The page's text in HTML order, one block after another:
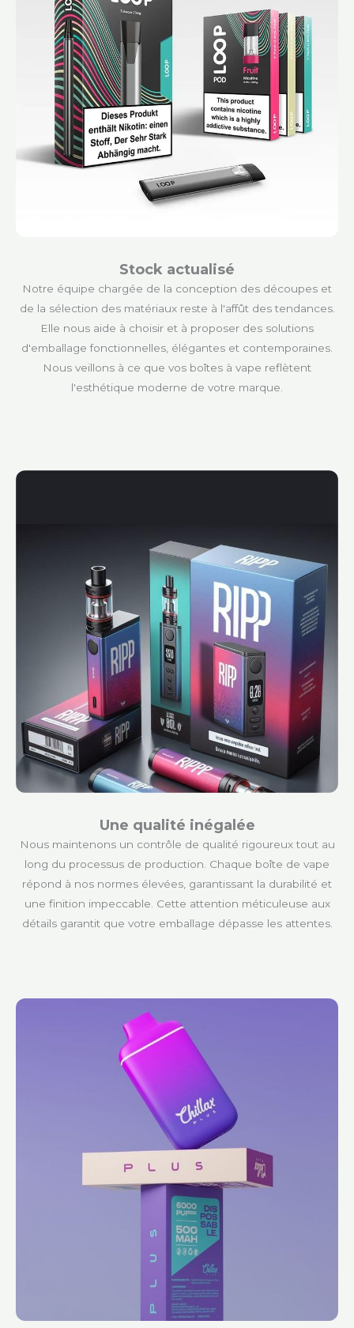
Stock actualisé
Notre équipe chargée de la conception des découpes et
de la sélection des matériaux reste à l'affût des tendances.
Elle nous aide à choisir et à proposer des solutions
d'emballage fonctionnelles, élégantes et contemporaines.
Nous veillons à ce que vos boîtes à vape reflètent
l'esthétique moderne de votre marque.
Une qualité inégalée
Nous maintenons un contrôle de qualité rigoureux tout au
long du processus de production. Chaque boîte de vape
répond à nos normes élevées, garantissant la durabilité et
une finition impeccable. Cette attention méticuleuse aux
détails garantit que votre emballage dépasse les attentes.